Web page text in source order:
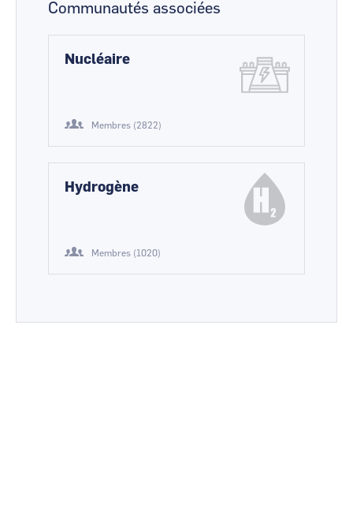
Communautés associées
Nucléaire
Membres (2822)
Hydrogène
Membres (1020)